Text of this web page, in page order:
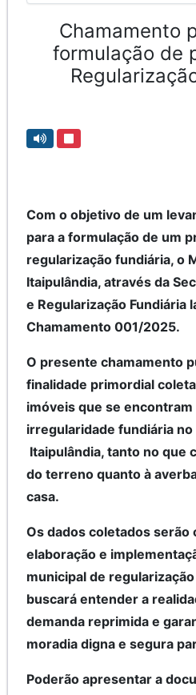
Chamamento
formulação de
Com o objetivo de um
para a formulação de um
regularização fundiária, o
Itaipulândia, através da
e Regularização Fundiária
Chamamento 001/2025.
O presente chamamento
finalidade primordial
imóveis que se
irregularidade fundiária
Itaipulândia, tanto no que
do terreno quanto à
casa.
Os dados coletados serão
elaboração e
municipal de
buscará entender a
demanda reprimida e
moradia digna e segura
Poderão apresentar a